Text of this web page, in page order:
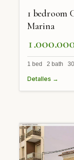
1 bedroom
Marina
1 bed 2 bath
Detalles →